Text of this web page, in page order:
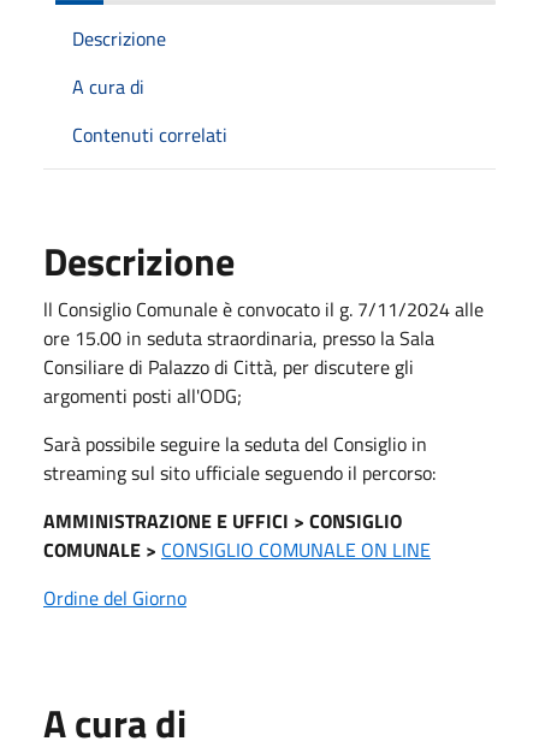
Descrizione
A cura di
Contenuti correlati
Descrizione
ll Consiglio Comunale è convocato il g. 7/11/2024 alle
ore 15.00 in seduta straordinaria, presso la Sala
Consiliare di Palazzo di Città, per discutere gli
argomenti posti all'ODG;
Sarà possibile seguire la seduta del Consiglio in
streaming sul sito ufficiale seguendo il percorso:
AMMINISTRAZIONE E UFFICI > CONSIGLIO
COMUNALE > CONSIGLIO COMUNALE ON LINE
Ordine del Giorno
A cura di